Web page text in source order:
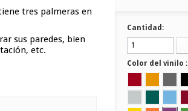
tres palmeras en
sus paredes, bien
etc.
Cantidad:
Color del vinilo :